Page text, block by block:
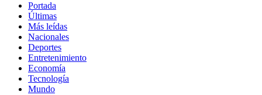
Portada
Últimas
Más leídas
Nacionales
Deportes
Entretenimiento
Economía
Tecnología
Mundo